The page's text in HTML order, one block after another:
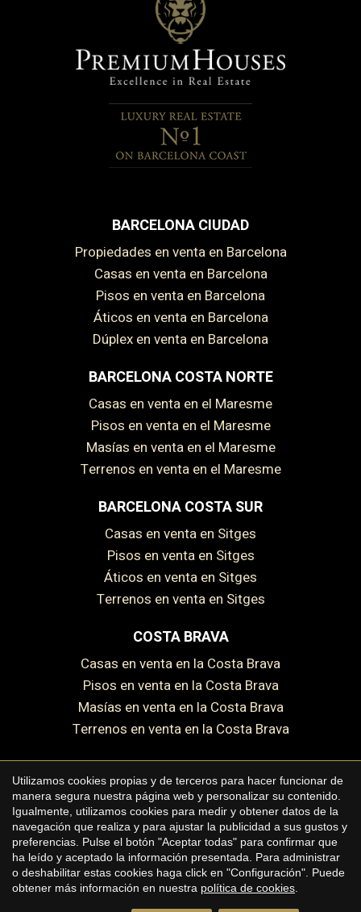
BARCELONA CIUDAD
Propiedades en venta en Barcelona
Casas en venta en Barcelona
Pisos en venta en Barcelona
Áticos en venta en Barcelona
Dúplex en venta en Barcelona
BARCELONA COSTA NORTE
Casas en venta en el Maresme
Pisos en venta en el Maresme
Masías en venta en el Maresme
Terrenos en venta en el Maresme
BARCELONA COSTA SUR
Casas en venta en Sitges
Pisos en venta en Sitges
Áticos en venta en Sitges
Terrenos en venta en Sitges
COSTA BRAVA
Casas en venta en la Costa Brava
Pisos en venta en la Costa Brava
Masías en venta en la Costa Brava
Terrenos en venta en la Costa Brava
Copyright © 2026 Premium Houses
Aviso legal
Política de privacidad
Política de cookies
Utilizamos cookies propias y de terceros para hacer funcionar de
manera segura nuestra página web y personalizar su contenido.
Igualmente, utilizamos cookies para medir y obtener datos de la
navegación que realiza y para ajustar la publicidad a sus gustos y
preferencias. Pulse el botón "Aceptar todas" para confirmar que
ha leído y aceptado la información presentada. Para administrar
o deshabilitar estas cookies haga click en "Configuración". Puede
obtener más información en nuestra política de cookies
Guardar configuración Aceptar todas